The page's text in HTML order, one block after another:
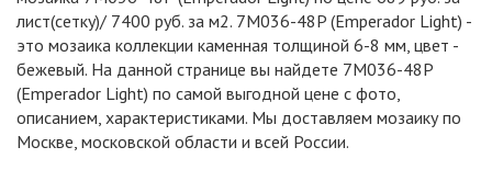
SBW11238P
-11%
DUNES-15
лист(сетку)/ 7400 руб. за м2. 7M036-48P (Emperador Light) -
это мозаика коллекции каменная толщиной 6-8 мм, цвет -
бежевый. На данной странице вы найдете 7M036-48P
(Emperador Light) по самой выгодной цене с фото,
описанием, характеристиками. Мы доставляем мозаику по
Москве, московской области и всей России.